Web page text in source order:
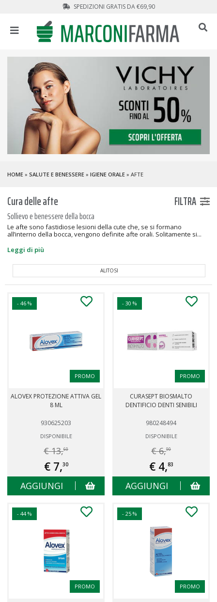
SPEDIZIONI GRATIS DA €69,90
HOME » SALUTE E BENESSERE » IGIENE ORALE » AFTE
Cura delle afte FILTRA
Sollievo e benessere della bocca
Le afte sono fastidiose lesioni della cute che, se si formano
all’interno della bocca, vengono definite afte orali. Solitamente si...
Leggi di più
ALITOSI
- 46 %
PROMO
ALOVEX PROTEZIONE ATTIVA GEL
8 ML
930625203
DISPONIBILE
€ 13,60
€ 7,30
AGGIUNGI
- 30 %
PROMO
CURASEPT BIOSMALTO
DENTIFICIO DENTI SENIBILI
980248494
DISPONIBILE
€ 6,90
€ 4,83
AGGIUNGI
- 44 %
PROMO
- 25 %
PROMO